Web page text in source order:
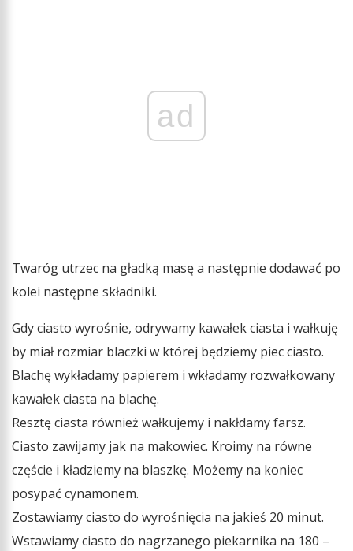
ad
Twaróg utrzec na gładką masę a następnie dodawać po
kolei następne składniki.
Gdy ciasto wyrośnie, odrywamy kawałek ciasta i wałkuję
by miał rozmiar blaczki w której będziemy piec ciasto.
Blachę wykładamy papierem i wkładamy rozwałkowany
kawałek ciasta na blachę.
Resztę ciasta również wałkujemy i nakłdamy farsz.
Ciasto zawijamy jak na makowiec. Kroimy na równe
częście i kładziemy na blaszkę. Możemy na koniec
posypać cynamonem.
Zostawiamy ciasto do wyrośnięcia na jakieś 20 minut.
Wstawiamy ciasto do nagrzanego piekarnika na 180 –